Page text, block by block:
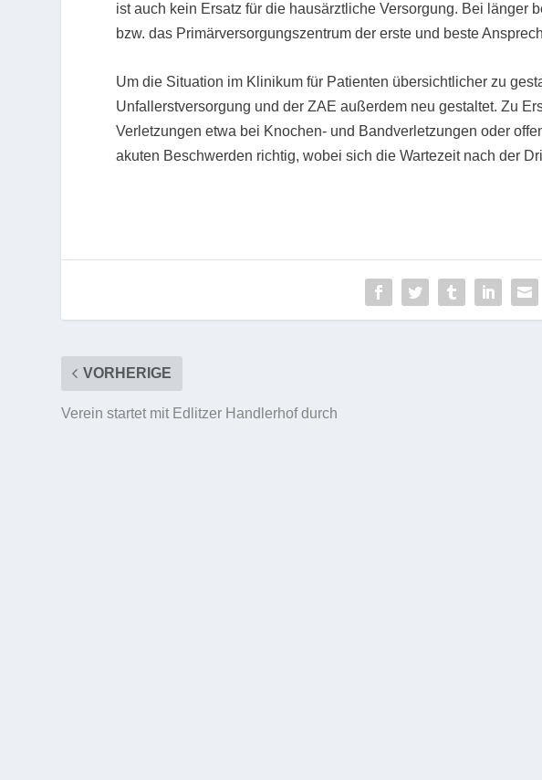
ist auch kein Ersatz für die hausärztliche Versorgung. Bei länger
bzw. das Primärversorgungszentrum der erste und beste
Um die Situation im Klinikum für Patienten übersichtlicher zu
Unfallerstversorgung und der ZAE außerdem neu gestaltet. Zu
Verletzungen etwa bei Knochen- und Bandverletzungen oder
akuten Beschwerden richtig, wobei sich die Wartezeit nach der
VORHERIGE
Verein startet mit Edlitzer Handlerhof durch